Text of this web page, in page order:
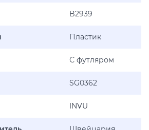
B2939
Пластик
С футляром
SG0362
INVU